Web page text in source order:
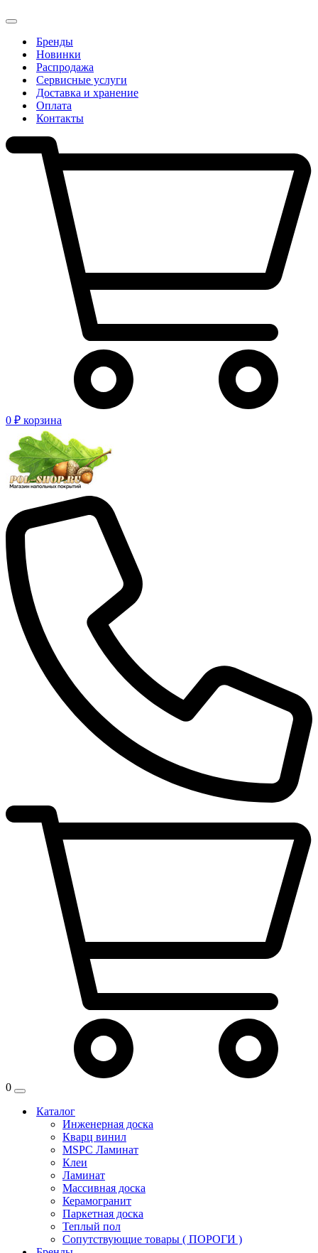
Бренды
Новинки
Распродажа
Сервисные услуги
Доставка и хранение
Оплата
Контакты
0 ₽ корзина
0
Каталог
Инженерная доска
Кварц винил
MSPC Ламинат
Клеи
Ламинат
Массивная доска
Керамогранит
Паркетная доска
Теплый пол
Сопутствующие товары ( ПОРОГИ )